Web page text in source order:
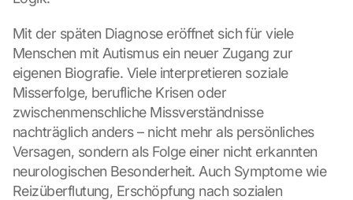
Mit der späten Diagnose eröffnet sich für viele
Menschen mit Autismus ein neuer Zugang zur
eigenen Biografie. Viele interpretieren soziale
Misserfolge, berufliche Krisen oder
zwischenmenschliche Missverständnisse
nachträglich anders – nicht mehr als persönliches
Versagen, sondern als Folge einer nicht erkannten
neurologischen Besonderheit. Auch Symptome wie
Reizüberflutung, Erschöpfung nach sozialen